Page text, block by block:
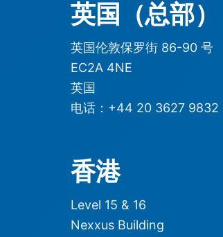
英国（总部）
英国伦敦保罗街 86-90 号
EC2A 4NE
英国
电话：+44 20 3627 9832
香港
Level 15 & 16
Nexxus Building